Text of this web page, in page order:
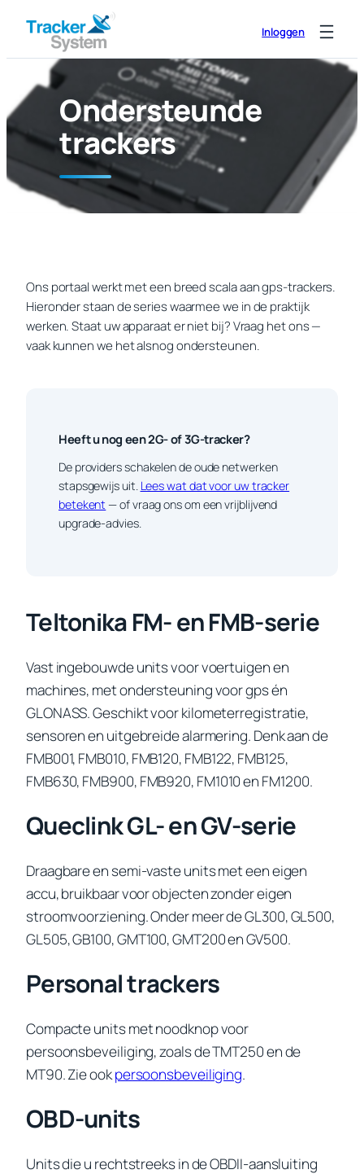
naar
de
inhoud
Inloggen
Ondersteunde
trackers
Ons portaal werkt met een breed scala aan gps-trackers.
Hieronder staan de series waarmee we in de praktijk
werken. Staat uw apparaat er niet bij? Vraag het ons —
vaak kunnen we het alsnog ondersteunen.
Heeft u nog een 2G- of 3G-tracker?
De providers schakelen de oude netwerken
stapsgewijs uit. Lees wat dat voor uw tracker
betekent — of vraag ons om een vrijblijvend
upgrade-advies.
Teltonika FM- en FMB-serie
Vast ingebouwde units voor voertuigen en
machines, met ondersteuning voor gps én
GLONASS. Geschikt voor kilometerregistratie,
sensoren en uitgebreide alarmering. Denk aan de
FMB001, FMB010, FMB120, FMB122, FMB125,
FMB630, FMB900, FMB920, FM1010 en FM1200.
Queclink GL- en GV-serie
Draagbare en semi-vaste units met een eigen
accu, bruikbaar voor objecten zonder eigen
stroomvoorziening. Onder meer de GL300, GL500,
GL505, GB100, GMT100, GMT200 en GV500.
Personal trackers
Compacte units met noodknop voor
persoonsbeveiliging, zoals de TMT250 en de
MT90. Zie ookpersoonsbeveiliging.
OBD-units
Units die u rechtstreeks in de OBDII-aansluiting